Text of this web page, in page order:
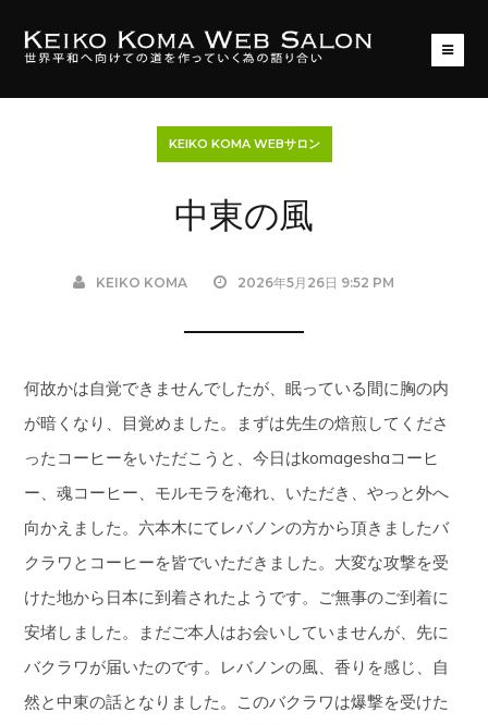
KEIKO KOMA WEBサロン
中東の風
KEIKO KOMA 2026年5月26日 9:52 PM
何故かは自覚できませんでしたが、眠っている間に胸の内
が暗くなり、目覚めました。まずは先生の焙煎してくださ
ったコーヒーをいただこうと、今日はkomageshaコーヒ
ー、魂コーヒー、モルモラを淹れ、いただき、やっと外へ
向かえました。六本木にてレバノンの方から頂きましたバ
クラワとコーヒーを皆でいただきました。大変な攻撃を受
けた地から日本に到着されたようです。ご無事のご到着に
安堵しました。まだご本人はお会いしていませんが、先に
バクラワが届いたのです。レバノンの風、香りを感じ、自
然と中東の話となりました。このバクラワは爆撃を受けた